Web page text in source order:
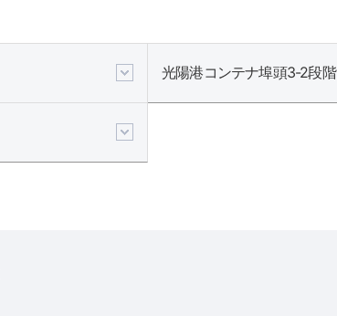
光陽港コンテナ埠頭3-2段階